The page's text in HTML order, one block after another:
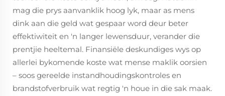
mag die prys aanvanklik hoog lyk, maar as mens
dink aan die geld wat gespaar word deur beter
effektiwiteit en 'n langer lewensduur, verander die
prentjie heeltemal. Finansiële deskundiges wys op
allerlei bykomende koste wat mense maklik oorsien
– soos gereelde instandhoudingskontroles en
brandstofverbruik wat regtig 'n houe in die sak maak.